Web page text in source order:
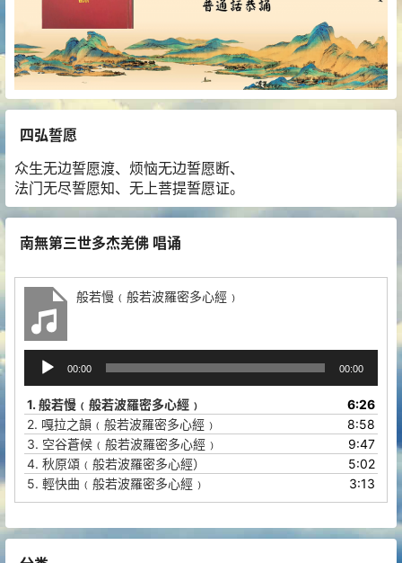
四弘誓愿
众生无边誓愿渡、烦恼无边誓愿断、
法门无尽誓愿知、无上菩提誓愿证。
南無第三世多杰羌佛 唱诵
般若慢﹙般若波羅密多心經﹚
播
放
器
00:00 00:00
1. 般若慢﹙般若波羅密多心經﹚
6:26
2. 嘎拉之韻﹙般若波羅密多心經﹚
8:58
3. 空谷蒼候﹙般若波羅密多心經﹚
9:47
4. 秋原頌﹙般若波羅密多心經）
5:02
5. 輕快曲﹙般若波羅密多心經﹚ 3:13